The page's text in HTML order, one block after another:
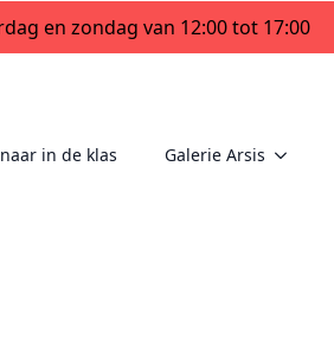
en zondag van 12:00 tot 17:00
in de klas Galerie Arsis